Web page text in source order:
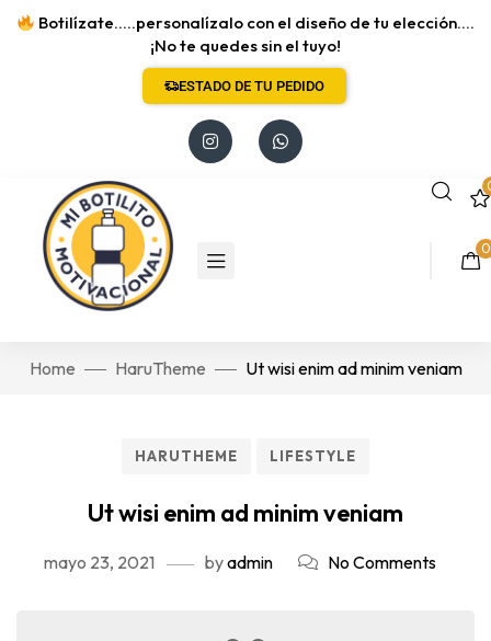
Botilízate.....personalízalo con el diseño de tu elección....
¡No te quedes sin el tuyo!
ESTADO DE TU PEDIDO
0
Home HaruTheme Ut wisi enim ad minim veniam
HARUTHEME LIFESTYLE
Ut wisi enim ad minim veniam
mayo 23, 2021 byadmin No Comments